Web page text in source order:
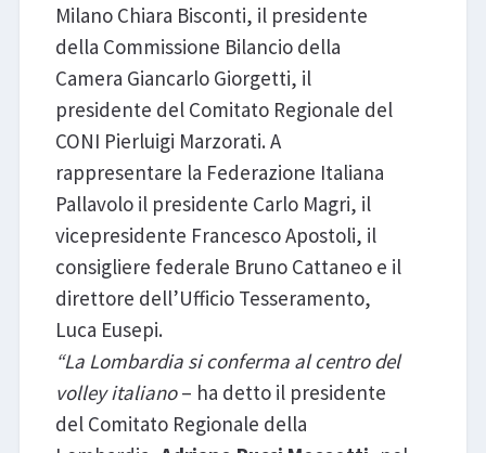
Milano Chiara Bisconti, il presidente
della Commissione Bilancio della
Camera Giancarlo Giorgetti, il
presidente del Comitato Regionale del
CONI Pierluigi Marzorati. A
rappresentare la Federazione Italiana
Pallavolo il presidente Carlo Magri, il
vicepresidente Francesco Apostoli, il
consigliere federale Bruno Cattaneo e il
direttore dell’Ufficio Tesseramento,
Luca Eusepi.
“La Lombardia si conferma al centro del
volley italiano– ha detto il presidente
del Comitato Regionale della